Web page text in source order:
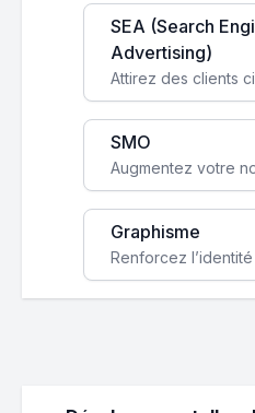
SEA (Search
Advertising)
SMO
Graphisme